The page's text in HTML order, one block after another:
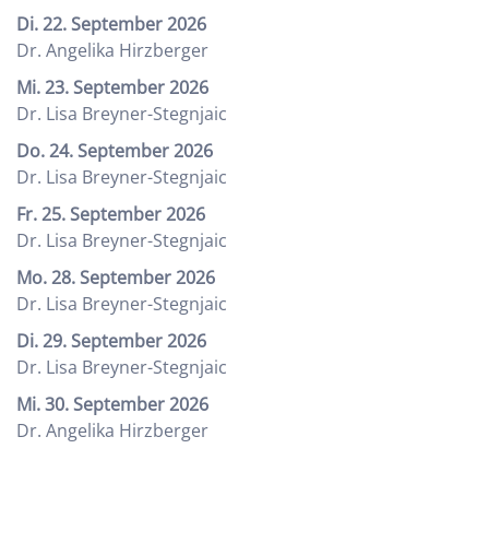
Di. 22. September 2026
Dr. Angelika Hirzberger
Mi. 23. September 2026
Dr. Lisa Breyner-Stegnjaic
Do. 24. September 2026
Dr. Lisa Breyner-Stegnjaic
Fr. 25. September 2026
Dr. Lisa Breyner-Stegnjaic
Mo. 28. September 2026
Dr. Lisa Breyner-Stegnjaic
Di. 29. September 2026
Dr. Lisa Breyner-Stegnjaic
Mi. 30. September 2026
Dr. Angelika Hirzberger